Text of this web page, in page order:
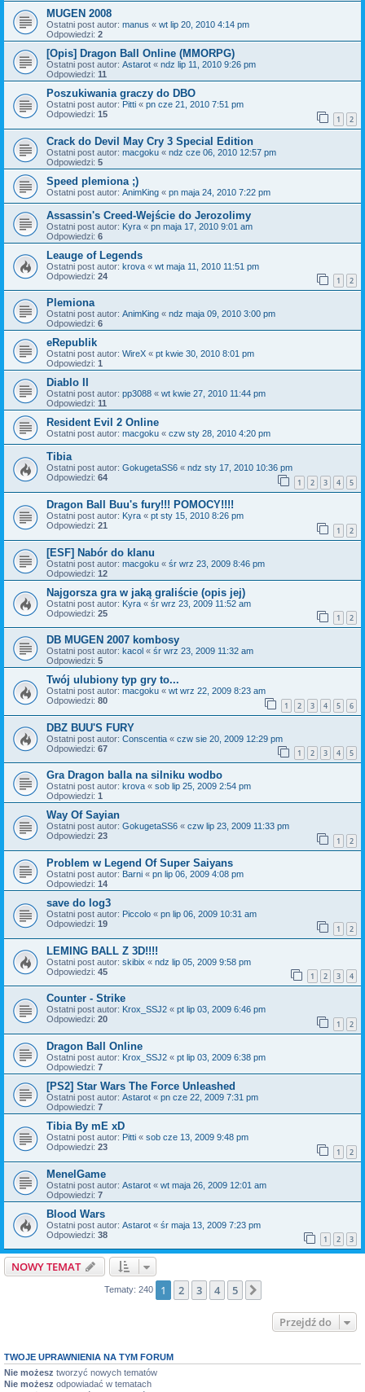
MUGEN 2008
Ostatni post autor: manus « wt lip 20, 2010 4:14 pm
Odpowiedzi: 2
[Opis] Dragon Ball Online (MMORPG)
Ostatni post autor: Astarot « ndz lip 11, 2010 9:26 pm
Odpowiedzi: 11
Poszukiwania graczy do DBO
Ostatni post autor: Pitti « pn cze 21, 2010 7:51 pm
Odpowiedzi: 15 1 2
Crack do Devil May Cry 3 Special Edition
Ostatni post autor: macgoku « ndz cze 06, 2010 12:57 pm
Odpowiedzi: 5
Speed plemiona ;)
Ostatni post autor: AnimKing « pn maja 24, 2010 7:22 pm
Assassin's Creed-Wejście do Jerozolimy
Ostatni post autor: Kyra « pn maja 17, 2010 9:01 am
Odpowiedzi: 6
Leauge of Legends
Ostatni post autor: krova « wt maja 11, 2010 11:51 pm
Odpowiedzi: 24 1 2
Plemiona
Ostatni post autor: AnimKing « ndz maja 09, 2010 3:00 pm
Odpowiedzi: 6
eRepublik
Ostatni post autor: WireX « pt kwie 30, 2010 8:01 pm
Odpowiedzi: 1
Diablo II
Ostatni post autor: pp3088 « wt kwie 27, 2010 11:44 pm
Odpowiedzi: 11
Resident Evil 2 Online
Ostatni post autor: macgoku « czw sty 28, 2010 4:20 pm
Tibia
Ostatni post autor: GokugetaSS6 « ndz sty 17, 2010 10:36 pm
Odpowiedzi: 64 1 2 3 4 5
Dragon Ball Buu's fury!!! POMOCY!!!!
Ostatni post autor: Kyra « pt sty 15, 2010 8:26 pm
Odpowiedzi: 21 1 2
[ESF] Nabór do klanu
Ostatni post autor: macgoku « śr wrz 23, 2009 8:46 pm
Odpowiedzi: 12
Najgorsza gra w jaką graliście (opis jej)
Ostatni post autor: Kyra « śr wrz 23, 2009 11:52 am
Odpowiedzi: 25 1 2
DB MUGEN 2007 kombosy
Ostatni post autor: kacol « śr wrz 23, 2009 11:32 am
Odpowiedzi: 5
Twój ulubiony typ gry to...
Ostatni post autor: macgoku « wt wrz 22, 2009 8:23 am
Odpowiedzi: 80 1 2 3 4 5 6
DBZ BUU'S FURY
Ostatni post autor: Conscentia « czw sie 20, 2009 12:29 pm
Odpowiedzi: 67 1 2 3 4 5
Gra Dragon balla na silniku wodbo
Ostatni post autor: krova « sob lip 25, 2009 2:54 pm
Odpowiedzi: 1
Way Of Sayian
Ostatni post autor: GokugetaSS6 « czw lip 23, 2009 11:33 pm
Odpowiedzi: 23 1 2
Problem w Legend Of Super Saiyans
Ostatni post autor: Barni « pn lip 06, 2009 4:08 pm
Odpowiedzi: 14
save do log3
Ostatni post autor: Piccolo « pn lip 06, 2009 10:31 am
Odpowiedzi: 19 1 2
LEMING BALL Z 3D!!!!
Ostatni post autor: skibix « ndz lip 05, 2009 9:58 pm
Odpowiedzi: 45 1 2 3 4
Counter - Strike
Ostatni post autor: Krox_SSJ2 « pt lip 03, 2009 6:46 pm
Odpowiedzi: 20 1 2
Dragon Ball Online
Ostatni post autor: Krox_SSJ2 « pt lip 03, 2009 6:38 pm
Odpowiedzi: 7
[PS2] Star Wars The Force Unleashed
Ostatni post autor: Astarot « pn cze 22, 2009 7:31 pm
Odpowiedzi: 7
Tibia By mE xD
Ostatni post autor: Pitti « sob cze 13, 2009 9:48 pm
Odpowiedzi: 23 1 2
MenelGame
Ostatni post autor: Astarot « wt maja 26, 2009 12:01 am
Odpowiedzi: 7
Blood Wars
Ostatni post autor: Astarot « śr maja 13, 2009 7:23 pm
Odpowiedzi: 38 1 2 3
NOWY TEMAT
Tematy: 240 1 2 3 4 5
Przejdź do
TWOJE UPRAWNIENIA NA TYM FORUM
Nie możesz tworzyć nowych tematów
Nie możesz odpowiadać w tematach